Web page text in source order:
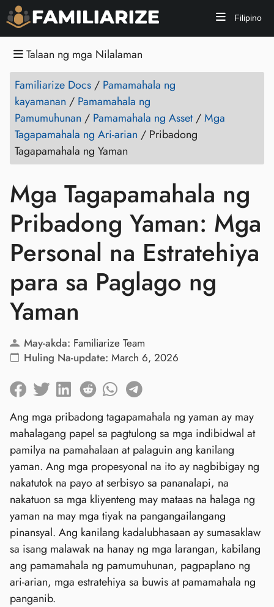
Filipino
Talaan ng mga Nilalaman
Familiarize Docs / Pamamahala ng
kayamanan / Pamamahala ng
Pamumuhunan / Pamamahala ng Asset/Mga
Tagapamahala ng Ari-arian / Pribadong
Tagapamahala ng Yaman
Mga Tagapamahala ng
Pribadong Yaman: Mga
Personal na Estratehiya
para sa Paglago ng
Yaman
May-akda: Familiarize Team
Huling Na-update: March 6, 2026
Ang mga pribadong tagapamahala ng yaman ay may
mahalagang papel sa pagtulong sa mga indibidwal at
pamilya na pamahalaan at palaguin ang kanilang
yaman. Ang mga propesyonal na ito ay nagbibigay ng
nakatutok na payo at serbisyo sa pananalapi, na
nakatuon sa mga kliyenteng may mataas na halaga ng
yaman na may mga tiyak na pangangailangang
pinansyal. Ang kanilang kadalubhasaan ay sumasaklaw
sa isang malawak na hanay ng mga larangan, kabilang
ang pamamahala ng pamumuhunan, pagpaplano ng
ari-arian, mga estratehiya sa buwis at pamamahala ng
panganib.